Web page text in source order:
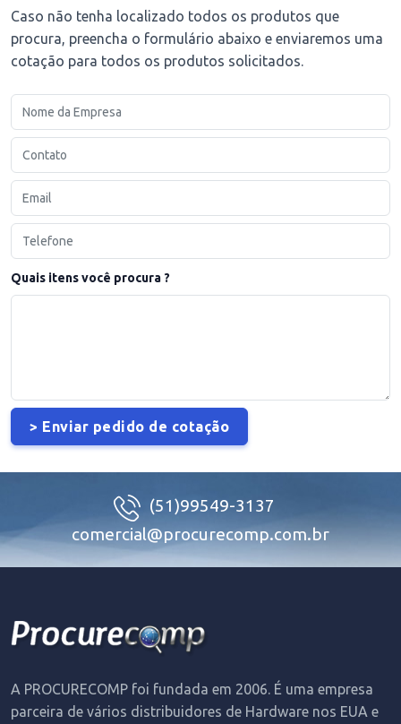
Caso não tenha localizado todos os produtos que
procura, preencha o formulário abaixo e enviaremos uma
cotação para todos os produtos solicitados.
Quais itens você procura ?
(51)99549-3137
comercial@procurecomp.com.br
A PROCURECOMP foi fundada em 2006. É uma empresa
parceira de vários distribuidores de Hardware nos EUA e